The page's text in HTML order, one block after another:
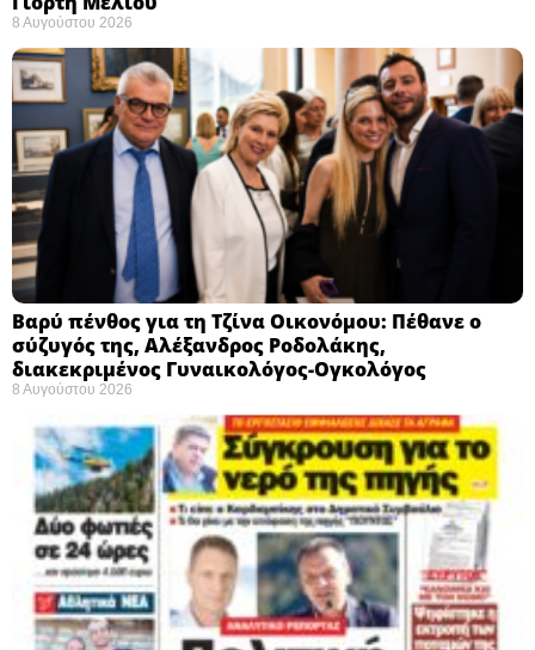
8 Αυγούστου 2026
Βαρύ πένθος για τη Τζίνα Οικονόμου: Πέθανε ο
σύζυγός της, Αλέξανδρος Ροδολάκης,
διακεκριμένος Γυναικολόγος-Ογκολόγος
8 Αυγούστου 2026